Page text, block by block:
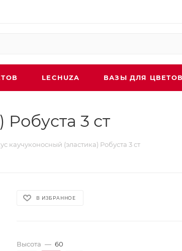
LECHUZA ВАЗЫ ДЛЯ ЦВЕТОВ
3 ст
каучуконосный (эластика) Робуста 3 ст
В ИЗБРАННОЕ
Высота — 60